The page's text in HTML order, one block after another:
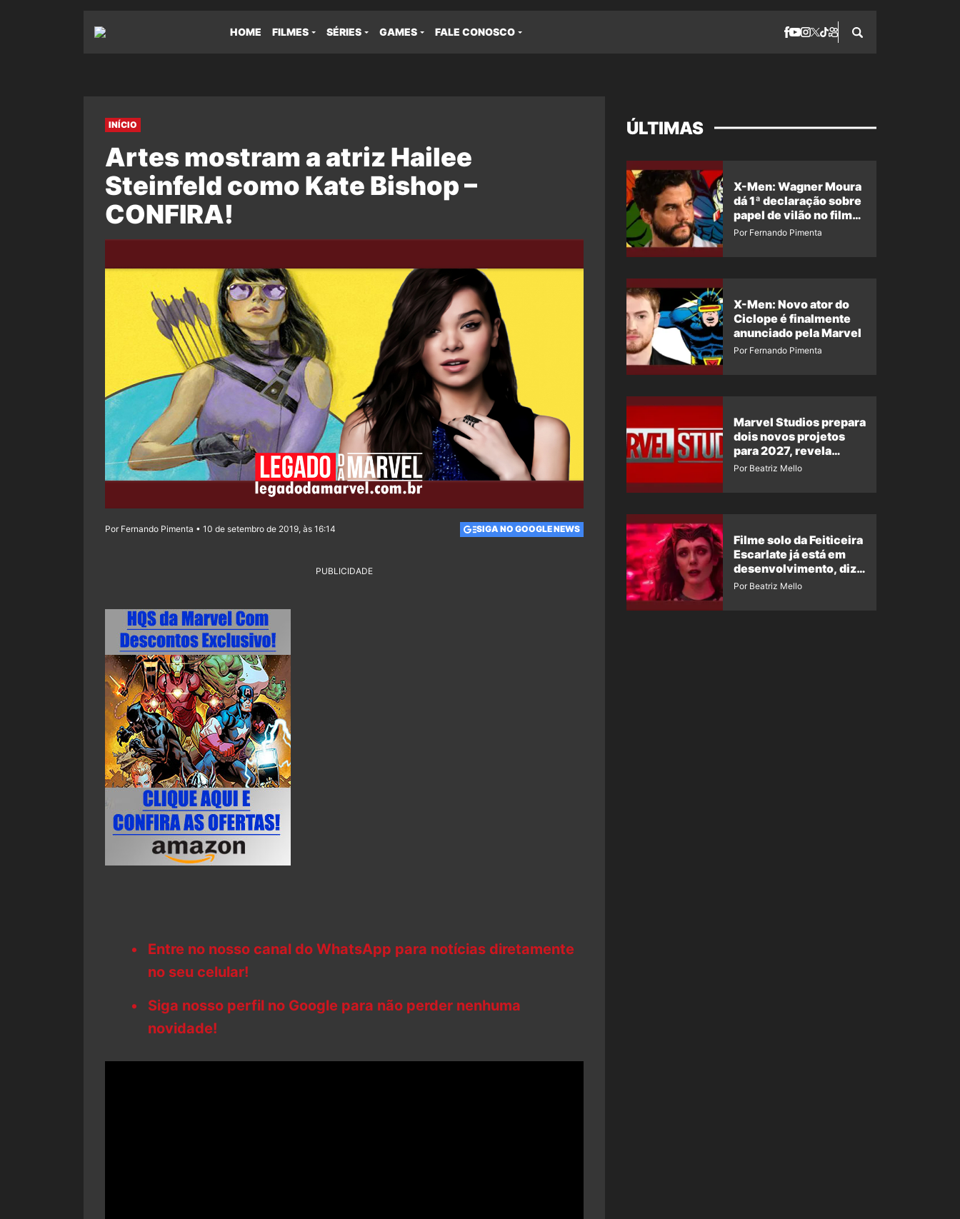
HOME FILMES SÉRIES GAMES FALE CONOSCO
INÍCIO
Artes mostram a atriz Hailee
Steinfeld como Kate Bishop –
CONFIRA!
Por Fernando Pimenta • 10 de setembro de 2019, às 16:14 SIGA NO GOOGLE NEWS
PUBLICIDADE
Entre no nosso canal do WhatsApp para notícias diretamente
no seu celular!
Siga nosso perfil no Google para não perder nenhuma
novidade!
ÚLTIMAS
X-Men: Wagner Moura
dá 1ª declaração sobre
papel de vilão no filme
da Marvel
Por Fernando Pimenta
X-Men: Novo ator do
Ciclope é finalmente
anunciado pela Marvel
Por Fernando Pimenta
Marvel Studios prepara
dois novos projetos
para 2027, revela
insider
Por Beatriz Mello
Filme solo da Feiticeira
Escarlate já está em
desenvolvimento, diz
insider
Por Beatriz Mello